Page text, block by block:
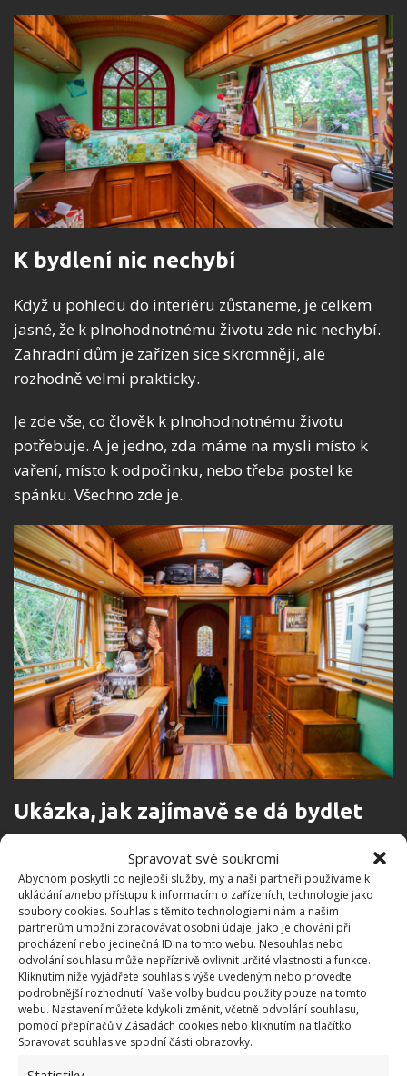
Spravovat své soukromí
Abychom poskytli co nejlepší služby, my a naši partneři používáme k
ukládání a/nebo přístupu k informacím o zařízeních, technologie jako
soubory cookies. Souhlas s těmito technologiemi nám a našim
partnerům umožní zpracovávat osobní údaje, jako je chování při
procházení nebo jedinečná ID na tomto webu. Nesouhlas nebo
odvolání souhlasu může nepříznivě ovlivnit určité vlastnosti a funkce.
Kliknutím níže vyjádřete souhlas s výše uvedeným nebo proveďte
podrobnější rozhodnutí. Vaše volby budou použity pouze na tomto
webu. Nastavení můžete kdykoli změnit, včetně odvolání souhlasu,
pomocí přepínačů v Zásadách cookies nebo kliknutím na tlačítko
Spravovat souhlas ve spodní části obrazovky.
K bydlení nic nechybí
Když u pohledu do interiéru zůstaneme, je celkem
jasné, že k plnohodnotnému životu zde nic nechybí.
Zahradní dům je zařízen sice skromněji, ale
rozhodně velmi prakticky.
Je zde vše, co člověk k plnohodnotnému životu
potřebuje. A je jedno, zda máme na mysli místo k
vaření, místo k odpočinku, nebo třeba postel ke
spánku. Všechno zde je.
Ukázka, jak zajímavě se dá bydlet
Jak jednotlivé zahradní domky, tak i celá tato
komunita ukazuje, jak zajímavě se dá v dnešní době
bydlet. Že pokud člověk chce uniknout od ruchu
velkoměsta a pokud člověk chce bydlet zajímavě,
levně a útulně, má tu možnost. Stačí jenom chtít a
vědět, jak na to. Pro mnohé tak může být tento směr
poměrně zajímavou inspirací, jak se dá i v dnešním
moderním světě unikátně žít.